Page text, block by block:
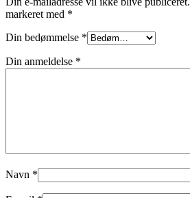
markeret med *
Din bedømmelse *
Din anmeldelse *
Navn *